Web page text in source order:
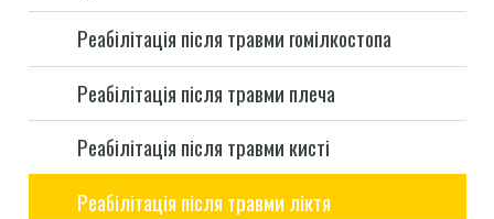
Реабілітація після травми гомілкостопа
Реабілітація після травми плеча
Реабілітація після травми кисті
Реабілітація після травми ліктя